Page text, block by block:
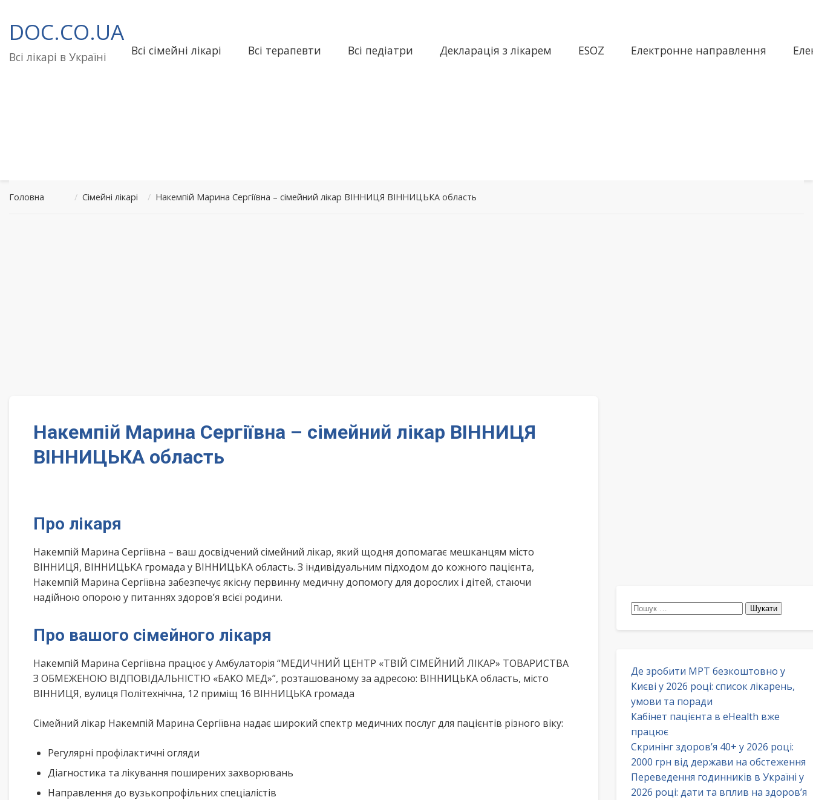
до
вмісту
DOC.CO.UA
Всі лікарі в Україні Всі сімейні лікарі Всі терапевти Всі педіатри Декларація з лікарем ESOZ Електронне направлення
Головна / Сімейні лікарі / Накемпій Марина Сергіївна – сімейний лікар ВІННИЦЯ ВІННИЦЬКА область
Накемпій Марина Сергіївна – сімейний лікар ВІННИЦЯ
ВІННИЦЬКА область
Про лікаря
Накемпій Марина Сергіївна – ваш досвідчений сімейний лікар, який щодня допомагає мешканцям місто
ВІННИЦЯ, ВІННИЦЬКА громада у ВІННИЦЬКА область. З індивідуальним підходом до кожного пацієнта,
Накемпій Марина Сергіївна забезпечує якісну первинну медичну допомогу для дорослих і дітей, стаючи
надійною опорою у питаннях здоров’я всієї родини.
Про вашого сімейного лікаря
Накемпій Марина Сергіївна працює у Амбулаторія “МЕДИЧНИЙ ЦЕНТР «ТВІЙ СІМЕЙНИЙ ЛІКАР» ТОВАРИСТВА
З ОБМЕЖЕНОЮ ВІДПОВІДАЛЬНІСТЮ «БАКО МЕД»”, розташованому за адресою: ВІННИЦЬКА область, місто
ВІННИЦЯ, вулиця Політехнічна, 12 приміщ 16 ВІННИЦЬКА громада
Сімейний лікар Накемпій Марина Сергіївна надає широкий спектр медичних послуг для пацієнтів різного віку:
Регулярні профілактичні огляди
Діагностика та лікування поширених захворювань
Направлення до вузькопрофільних спеціалістів
Пошук:
Де зробити МРТ безкоштовно у
Києві у 2026 році: список лікарень,
умови та поради
Кабінет пацієнта в eHealth вже
працює
Скринінг здоров’я 40+ у 2026 році:
2000 грн від держави на обстеження
Переведення годинників в Україні у
2026 році: дати та вплив на здоров’я